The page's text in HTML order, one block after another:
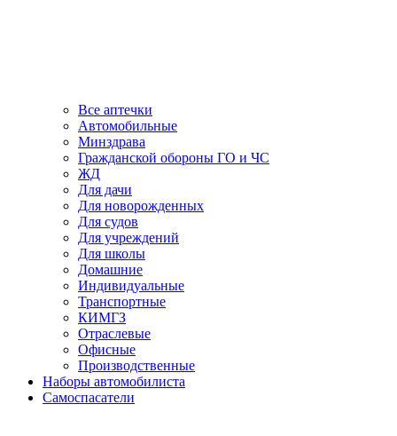
Все аптечки
Автомобильные
Минздрава
Гражданской обороны ГО и ЧС
ЖД
Для дачи
Для новорожденных
Для судов
Для учреждений
Для школы
Домашние
Индивидуальные
Транспортные
КИМГЗ
Отраслевые
Офисные
Производственные
Наборы автомобилиста
Самоспасатели